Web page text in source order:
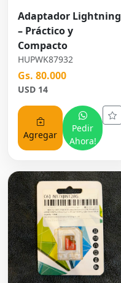
Adaptador Lightning
– Práctico y
Compacto
HUPWK87932
Gs. 80.000
USD 14
Agregar
Pedir
Ahora!